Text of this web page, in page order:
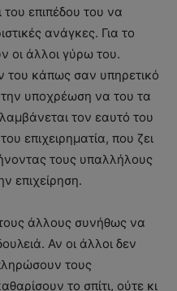
του επιπέδου του να
ανάγκες. Για το
οι άλλοι γύρω του.
του κάπως σαν υπηρετικό
υποχρέωση να του τα
τον εαυτό του
επιχειρηματία, που ζει
τους υπαλλήλους
επιχείρηση.
άλλους συνήθως να
Αν οι άλλοι δεν
τους
το σπίτι, ούτε κι